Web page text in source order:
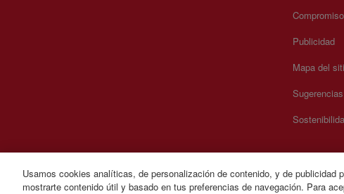
Publicidad
Mapa del
Usamos cookies analíticas, de personalización de contenido, y de publicidad
mostrarte contenido útil y basado en tus preferencias de navegación. Para